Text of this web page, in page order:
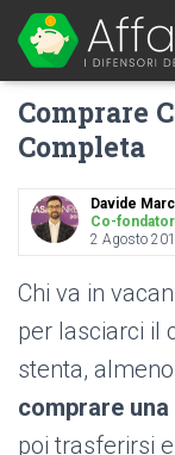
Comprare
Completa
Davide
Co-
2 Agosto
Chi va in
per lasciarci il
stenta,
comprare una
poi trasferirsi e